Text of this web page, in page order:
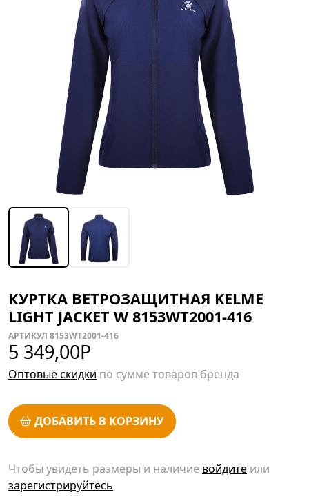
КУРТКА ВЕТРОЗАЩИТНАЯ KELME
LIGHT JACKET W 8153WT2001-416
АРТИКУЛ 8153WT2001-416
5 349,00Р
Оптовые скидки по сумме товаров бренда
ДОБАВИТЬ В КОРЗИНУ
Чтобы увидеть размеры и наличие войдите или
зарегистрируйтесь